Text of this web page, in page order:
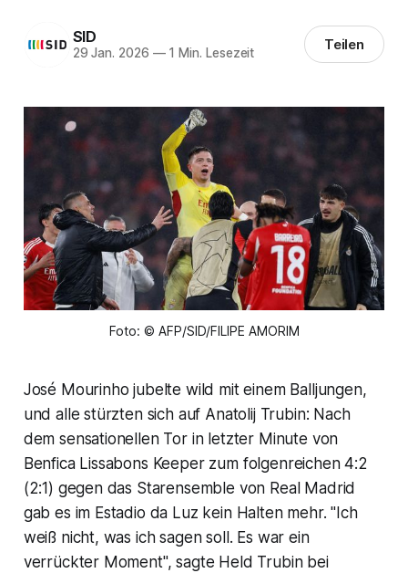
SID
29 Jan. 2026 —1 Min. Lesezeit Teilen
Foto: © AFP/SID/FILIPE AMORIM
José Mourinho jubelte wild mit einem Balljungen,
und alle stürzten sich auf Anatolij Trubin: Nach
dem sensationellen Tor in letzter Minute von
Benfica Lissabons Keeper zum folgenreichen 4:2
(2:1) gegen das Starensemble von Real Madrid
gab es im Estadio da Luz kein Halten mehr. "Ich
weiß nicht, was ich sagen soll. Es war ein
verrückter Moment", sagte Held Trubin bei